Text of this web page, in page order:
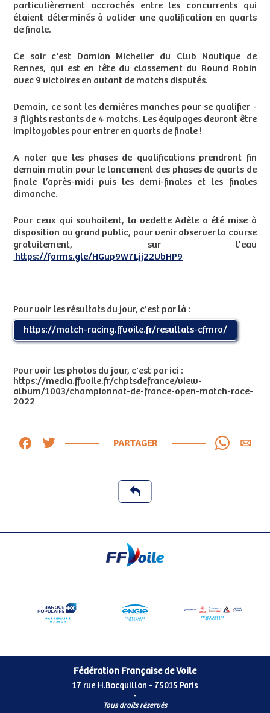
particulièrement accrochés entre les concurrents qui
étaient déterminés à valider une qualification en quarts
de finale.
Ce soir c'est Damian Michelier du Club Nautique de
Rennes, qui est en tête du classement du Round Robin
avec 9 victoires en autant de matchs disputés.
Demain, ce sont les dernières manches pour se qualifier -
3 flights restants de 4 matchs. Les équipages devront être
impitoyables pour entrer en quarts de finale !
A noter que les phases de qualifications prendront fin
demain matin pour le lancement des phases de quarts de
finale l’après-midi puis les demi-finales et les finales
dimanche.
Pour ceux qui souhaitent, la vedette Adèle a été mise à
disposition au grand public, pour venir observer la course
gratuitement, sur l'eau
https://forms.gle/HGup9W7Ljj22UbHP9
Pour voir les résultats du jour, c'est par là :
https://match-racing.ffvoile.fr/resultats-cfmro/
Pour voir les photos du jour, c'est par ici :
https://media.ffvoile.fr/chptsdefrance/view-
album/1003/championnat-de-france-open-match-race-
2022
PARTAGER
Fédération Française de Voile
17 rue H.Bocquillon - 75015 Paris
-
Tous droits réservés